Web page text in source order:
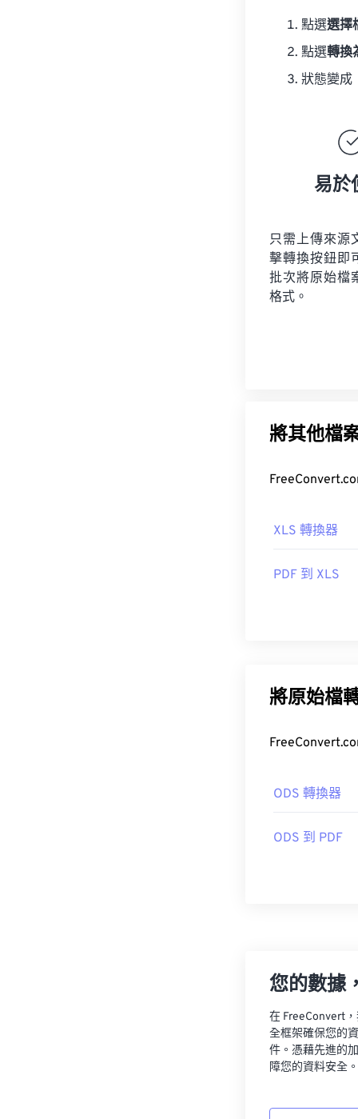
點選選擇
點選轉換
狀態變成
易於
只需上傳來源
擊轉換按鈕即
批次將原始檔
格式。
將其他檔
XLS 轉換器
PDF 到 XLS
將原始檔
ODS 轉換器
ODS 到 PDF
您的數據
在 FreeConvert
全框架確保您的
件。憑藉先進的
障您的資料安全。